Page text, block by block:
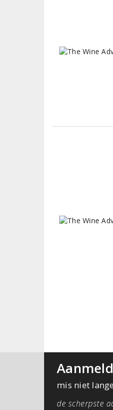
mis niet
de scherpste